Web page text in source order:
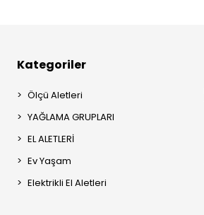
Kategoriler
Ölçü Aletleri
YAĞLAMA GRUPLARI
EL ALETLERİ
Ev Yaşam
Elektrikli El Aletleri